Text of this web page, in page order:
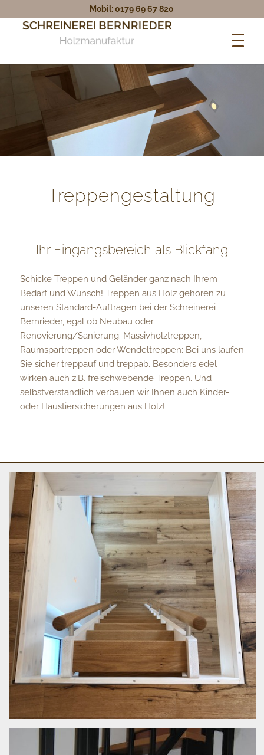
Mobil: 0179 69 67 820
Treppengestaltung
Ihr Eingangsbereich als Blickfang
Schicke Treppen und Geländer ganz nach Ihrem
Bedarf und Wunsch! Treppen aus Holz gehören zu
unseren Standard-Aufträgen bei der Schreinerei
Bernrieder, egal ob Neubau oder
Renovierung/Sanierung. Massivholztreppen,
Raumspartreppen oder Wendeltreppen: Bei uns laufen
Sie sicher treppauf und treppab. Besonders edel
wirken auch z.B. freischwebende Treppen. Und
selbstverständlich verbauen wir Ihnen auch Kinder-
oder Haustiersicherungen aus Holz!